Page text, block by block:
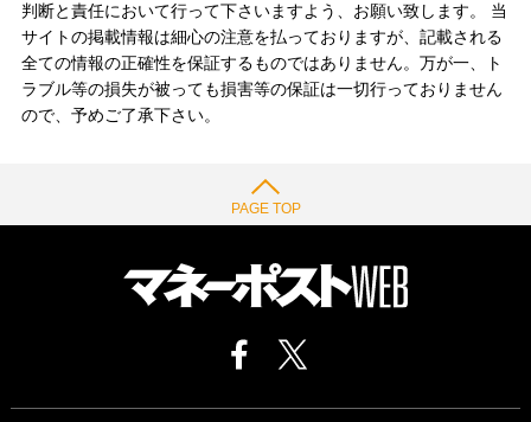
判断と責任において行って下さいますよう、お願い致します。 当
サイトの掲載情報は細心の注意を払っておりますが、記載される
全ての情報の正確性を保証するものではありません。万が一、ト
ラブル等の損失が被っても損害等の保証は一切行っておりません
ので、予めご了承下さい。
PAGE TOP